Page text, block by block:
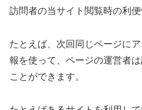
訪問者の当サイト閲覧時の利便
たとえば、次回同じページに
報を使って、ページの運営者
ことができます。